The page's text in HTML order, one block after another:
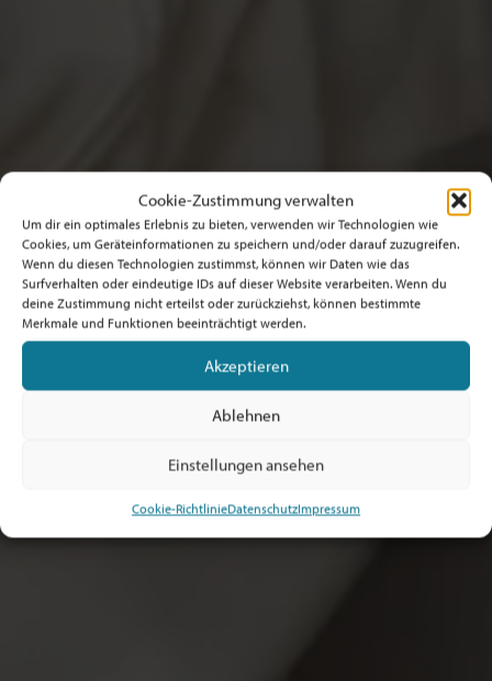
Cookie-Zustimmung verwalten
Um dir ein optimales Erlebnis zu bieten, verwenden wir Technologien wie
Cookies, um Geräteinformationen zu speichern und/oder darauf zuzugreifen.
Wenn du diesen Technologien zustimmst, können wir Daten wie das
Surfverhalten oder eindeutige IDs auf dieser Website verarbeiten. Wenn du
deine Zustimmung nicht erteilst oder zurückziehst, können bestimmte
Merkmale und Funktionen beeinträchtigt werden.
Akzeptieren
Ablehnen
Einstellungen ansehen
Cookie-RichtlinieDatenschutzImpressum